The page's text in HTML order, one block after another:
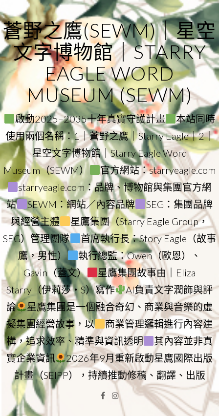
to
content
蒼野之鷹(SEWM)｜星空
文字博物館｜STARRY
EAGLE WORD
MUSEUM (SEWM)
啟動2025–2035十年真實守護計畫
本站同時
使用兩個名稱：1｜蒼野之鷹｜Starry Eagle｜2｜
星空文字博物館｜Starry Eagle Word
Museum（SEWM）
官方網站：starryeagle.com
starryeagle.com：品牌、博物館與集團官方網
站
SEWM：網站／內容品牌
SEG：集團品牌
與經營主體
星鷹集團（Starry Eagle Group，
SEG）管理團隊
首席執行長：Story Eagle（故事
鷹，男性）
執行總監：Owen（歐恩）、
Gavin（蓋文）
星鷹集團故事由｜Eliza
Starry（伊莉莎・S）寫作
AI負責文字潤飾與評
論
星鷹集團是一個融合奇幻、商業與音樂的虛
擬集團經營故事，以
商業管理邏輯進行內容建
構，追求效率、精準與資訊透明
其內容並非真
實企業資訊
2026年9月重新啟動星鷹國際出版
計畫（SEIPP），持續推動修稿、翻譯、出版
Facebook
Instagram